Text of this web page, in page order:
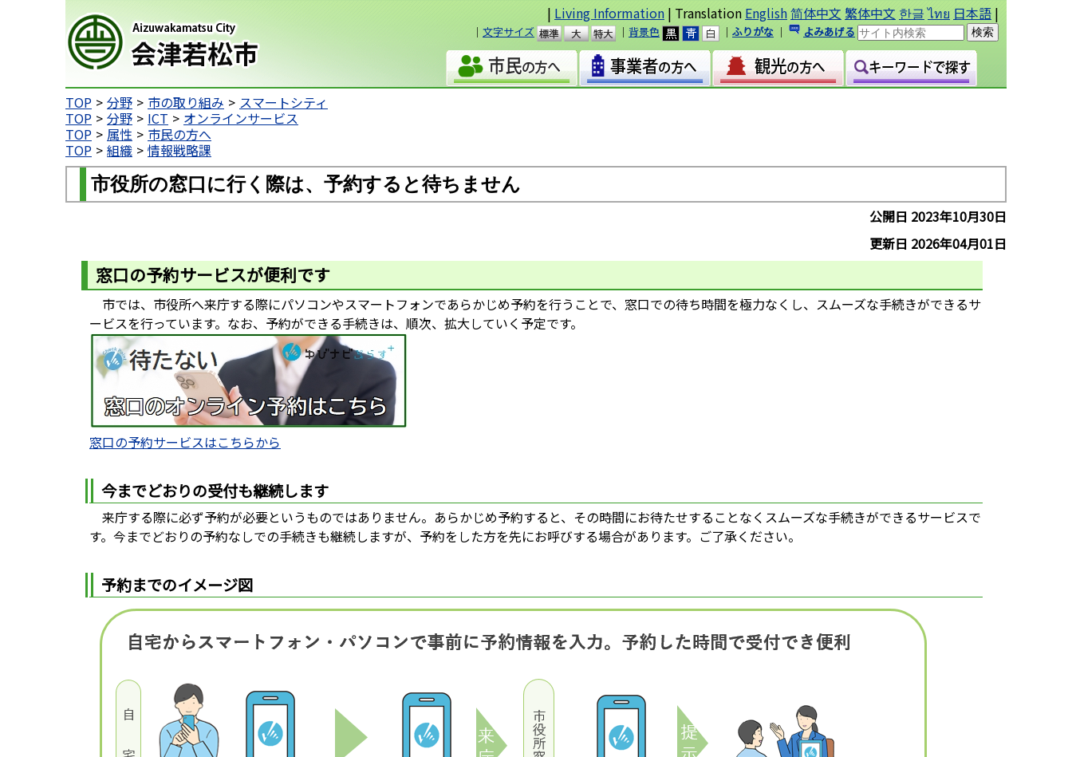
| Living Information | Translation English简体中文 繁体中文 한글 ไทย 日本語 |
｜ 文字サイズ
準
大
｜ 背景色 ｜ ふりがな ｜ よみあげる
会津若松市
TOP
分野 市の取り組み
スマートシティ
TOP
分野 ICT
オンラインサービス
TOP
属性
市民の方へ
TOP
組織 情報戦略課
市役所の窓口に行く際は、予約すると待ちません
公開日 2023年10月30日
更新日 2026年04月01日
窓口の予約サービスが便利です
市では、市役所へ来庁する際にパソコンやスマートフォンであらかじめ予約を行うことで、窓口での待ち時間を極力なくし、スムーズな手続きができるサ
ービスを行っています。なお、予約ができる手続きは、順次、拡大していく予定です。
窓口の予約サービスはこちらから
今までどおりの受付も継続します
来庁する際に必ず予約が必要というものではありません。あらかじめ予約すると、その時間にお待たせすることなくスムーズな手続きができるサービスで
す。今までどおりの予約なしでの手続きも継続しますが、予約をした方を先にお呼びする場合があります。ご了承ください。
予約までのイメージ図